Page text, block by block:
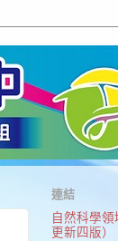
連結
自然科學
更新四版）